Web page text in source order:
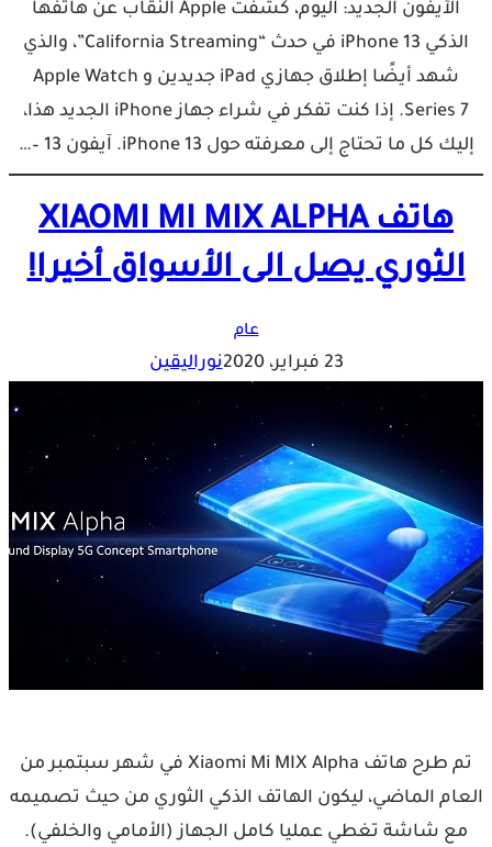
الآيفون الجديد: اليوم، كشفت Apple النقاب عن هاتفها
الذكي iPhone 13 في حدث “California Streaming”، والذي
شهد أيضًا إطلاق جهازي iPad جديدين و Apple Watch
Series 7. إذا كنت تفكر في شراء جهاز iPhone الجديد هذا،
إليك كل ما تحتاج إلى معرفته حول iPhone 13. آيفون 13 –…
هاتف XIAOMI MI MIX ALPHA
الثوري يصل الى الأسواق أخيرا!
عام
23 فبراير، 2020 نوراليقين
تم طرح هاتف Xiaomi Mi MIX Alpha في شهر سبتمبر من
العام الماضي، ليكون الهاتف الذكي الثوري من حيث تصميمه
مع شاشة تغطي عمليا كامل الجهاز (الأمامي والخلفي).